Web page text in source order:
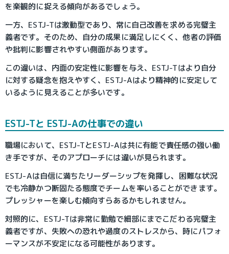
を楽観的に捉える傾向があるでしょう。
一方、ESTJ-Tは激動型であり、常に自己改善を求める完璧主
義者です。そのため、自分の成果に満足しにくく、他者の評価
や批判に影響されやすい側面があります。
この違いは、内面の安定性に影響を与え、ESTJ-Tはより自分
に対する疑念を抱えやすく、ESTJ-Aはより精神的に安定して
いるように見えることが多いです。
ESTJ-Tと ESTJ-Aの仕事での違い
職場において、ESTJ-TとESTJ-Aは共に有能で責任感の強い働
き手ですが、そのアプローチには違いが見られます。
ESTJ-Aは自信に満ちたリーダーシップを発揮し、困難な状況
でも冷静かつ断固たる態度でチームを率いることができます。
プレッシャーを楽しむ傾向すらあるかもしれません。
対照的に、ESTJ-Tは非常に勤勉で細部にまでこだわる完璧主
義者ですが、失敗への恐れや過度のストレスから、時にパフォ
ーマンスが不安定になる可能性があります。